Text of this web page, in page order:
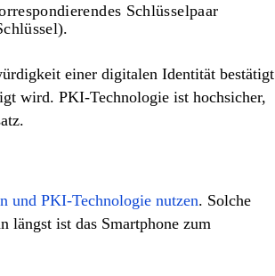
Schlüsselpaar
einer digitalen Identität bestätigt
wird. PKI-Technologie ist hochsicher,
und PKI-Technologie nutzen. Solche
längst ist das Smartphone zum